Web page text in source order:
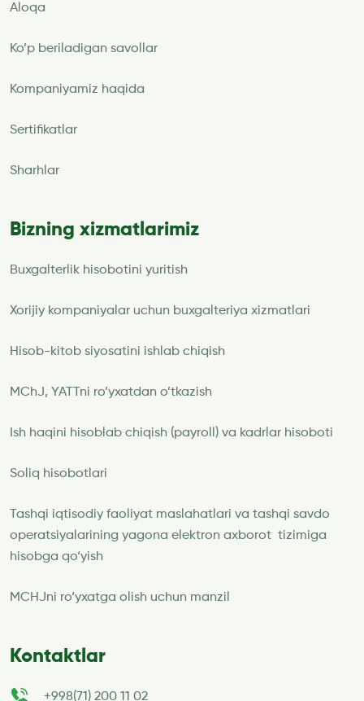
Aloqa
Ko’p beriladigan savollar
Kompaniyamiz haqida
Sertifikatlar
Sharhlar
Bizning xizmatlarimiz
Buxgalterlik hisobotini yuritish
Xorijiy kompaniyalar uchun buxgalteriya xizmatlari
Hisob-kitob siyosatini ishlab chiqish
MChJ, YATTni ro’yxatdan o’tkazish
Ish haqini hisoblab chiqish (payroll) va kadrlar hisoboti
Soliq hisobotlari
Tashqi iqtisodiy faoliyat maslahatlari va tashqi savdo
operatsiyalarining yagona elektron axborot tizimiga
hisobga qo‘yish
MCHJni ro‘yxatga olish uchun manzil
Kontaktlar
+998(71) 200 11 02